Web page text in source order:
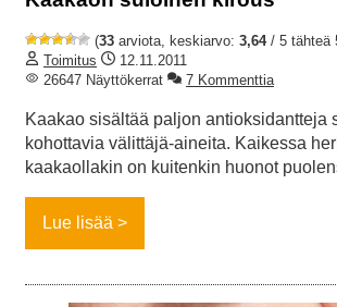
(33 arviota, keskiarvo: 3,64/ 5 tähteä
Toimitus
12.11.2011
26647 Näyttökerrat
7 Kommenttia
Kaakao sisältää paljon antioksidantteja
kohottavia välittäjä-aineita. Kaikessa
kaakaollakin on kuitenkin huonot
Lue lisää